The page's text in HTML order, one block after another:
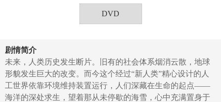
DVD
剧情简介
未来，人类历史发生断片。旧有的社会体系烟消云散，地球
形貌发生巨大的改变。而今这个经过“新人类”精心设计的人
工世界依靠环境维持装置运行，人们深藏在生命的起点——
海洋的深处求生，望着那从未停歇的海雪，心中充满置身于